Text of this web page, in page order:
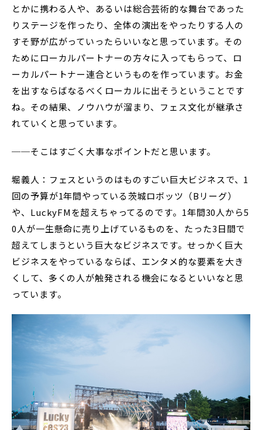
とかに携わる人や、あるいは総合芸術的な舞台であった
りステージを作ったり、全体の演出をやったりする人の
すそ野が広がっていったらいいなと思っています。その
ためにローカルパートナーの方々に入ってもらって、ロ
ーカルパートナー連合というものを作っています。お金
を出すならばなるべくローカルに出そうということです
ね。その結果、ノウハウが溜まり、フェス文化が継承さ
れていくと思っています。
──そこはすごく大事なポイントだと思います。
堀義人：フェスというのはものすごい巨大ビジネスで、1
回の予算が1年間やっている茨城ロボッツ（Bリーグ）
や、LuckyFMを超えちゃってるのです。1年間30人から5
0人が一生懸命に売り上げているものを、たった3日間で
超えてしまうという巨大なビジネスです。せっかく巨大
ビジネスをやっているならば、エンタメ的な要素を大き
くして、多くの人が触発される機会になるといいなと思
っています。